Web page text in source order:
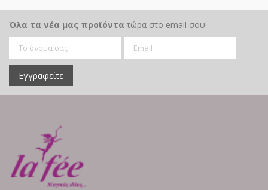
Όλα τα νέα μας προϊόντα τώρα στο email σου!
Εγγραφείτε